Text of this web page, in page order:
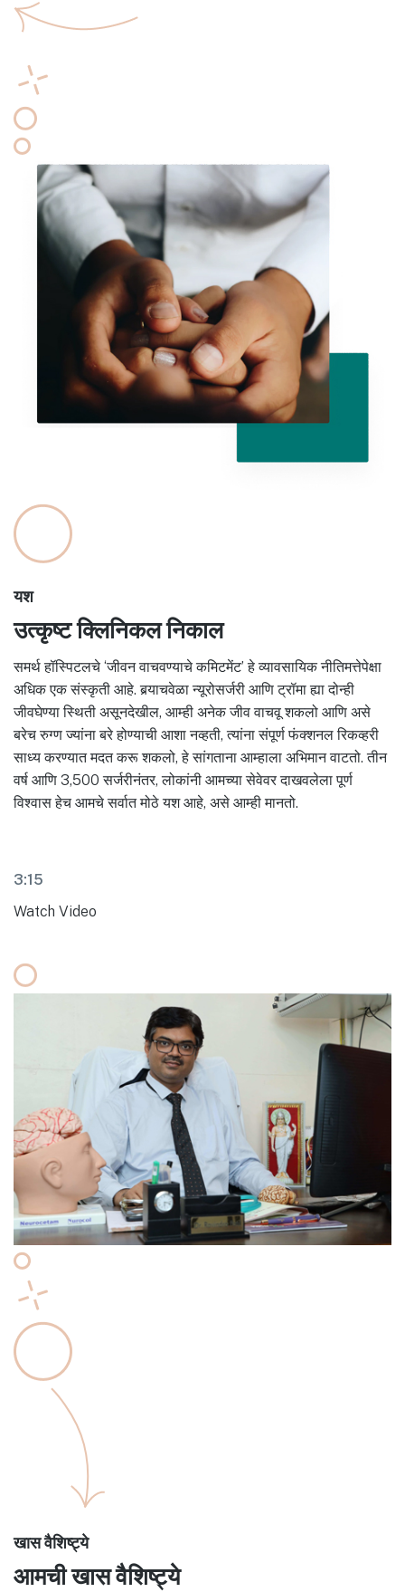
यश
उत्कृष्ट क्लिनिकल निकाल
समर्थ हॉस्पिटलचे ‘जीवन वाचवण्याचे कमिटमेंट’ हे व्यावसायिक नीतिमत्तेपेक्षा
अधिक एक संस्कृती आहे. बर्‍याचवेळा न्यूरोसर्जरी आणि ट्रॉमा ह्या दोन्ही
जीवघेण्या स्थिती असूनदेखील, आम्ही अनेक जीव वाचवू शकलो आणि असे
बरेच रुग्ण ज्यांना बरे होण्याची आशा नव्हती, त्यांना संपूर्ण फंक्शनल रिकव्हरी
साध्य करण्यात मदत करू शकलो, हे सांगताना आम्हाला अभिमान वाटतो. तीन
वर्ष आणि 3,500 सर्जरीनंतर, लोकांनी आमच्या सेवेवर दाखवलेला पूर्ण
विश्वास हेच आमचे सर्वात मोठे यश आहे, असे आम्ही मानतो.
3:15
Watch Video
खास वैशिष्ट्ये
आमची खास वैशिष्ट्ये